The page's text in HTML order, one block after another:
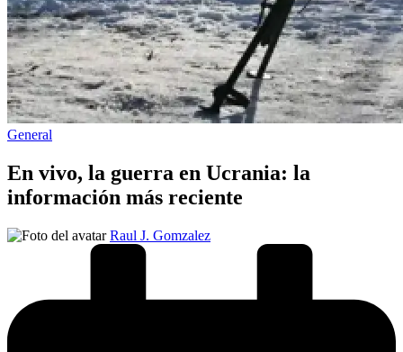
Publicado
General
En vivo, la guerra en Ucrania: la
información más reciente
Publicado
Raul J. Gomzalez